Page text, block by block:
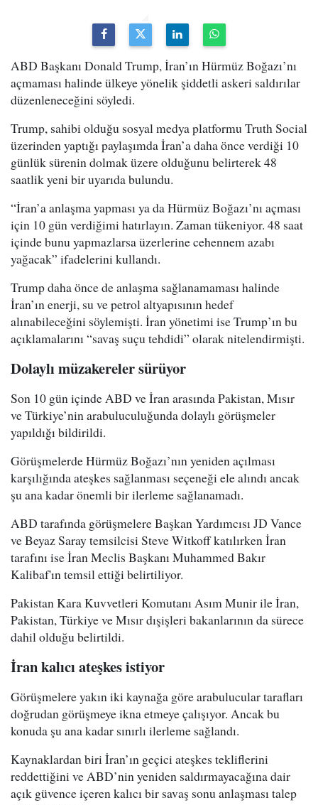
ABD Başkanı Donald Trump, İran’ın Hürmüz Boğazı’nı
açmaması halinde ülkeye yönelik şiddetli askeri saldırılar
düzenleneceğini söyledi.
Trump, sahibi olduğu sosyal medya platformu Truth Social
üzerinden yaptığı paylaşımda İran’a daha önce verdiği 10
günlük sürenin dolmak üzere olduğunu belirterek 48
saatlik yeni bir uyarıda bulundu.
“İran’a anlaşma yapması ya da Hürmüz Boğazı’nı açması
için 10 gün verdiğimi hatırlayın. Zaman tükeniyor. 48 saat
içinde bunu yapmazlarsa üzerlerine cehennem azabı
yağacak” ifadelerini kullandı.
Trump daha önce de anlaşma sağlanamaması halinde
İran’ın enerji, su ve petrol altyapısının hedef
alınabileceğini söylemişti. İran yönetimi ise Trump’ın bu
açıklamalarını “savaş suçu tehdidi” olarak nitelendirmişti.
Dolaylı müzakereler sürüyor
Son 10 gün içinde ABD ve İran arasında Pakistan, Mısır
ve Türkiye’nin arabuluculuğunda dolaylı görüşmeler
yapıldığı bildirildi.
Görüşmelerde Hürmüz Boğazı’nın yeniden açılması
karşılığında ateşkes sağlanması seçeneği ele alındı ancak
şu ana kadar önemli bir ilerleme sağlanamadı.
ABD tarafında görüşmelere Başkan Yardımcısı JD Vance
ve Beyaz Saray temsilcisi Steve Witkoff katılırken İran
tarafını ise İran Meclis Başkanı Muhammed Bakır
Kalibaf'ın temsil ettiği belirtiliyor.
Pakistan Kara Kuvvetleri Komutanı Asım Munir ile İran,
Pakistan, Türkiye ve Mısır dışişleri bakanlarının da sürece
dahil olduğu belirtildi.
İran kalıcı ateşkes istiyor
Görüşmelere yakın iki kaynağa göre arabulucular tarafları
doğrudan görüşmeye ikna etmeye çalışıyor. Ancak bu
konuda şu ana kadar sınırlı ilerleme sağlandı.
Kaynaklardan biri İran’ın geçici ateşkes tekliflerini
reddettiğini ve ABD’nin yeniden saldırmayacağına dair
açık güvence içeren kalıcı bir savaş sonu anlaşması talep